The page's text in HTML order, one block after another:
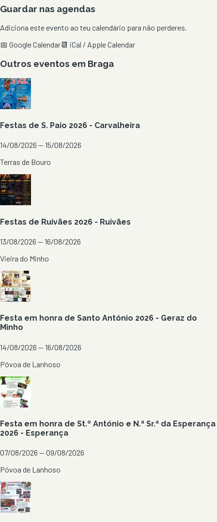
Guardar nas agendas
Adiciona este evento ao teu calendário para não perderes.
📅 Google Calendar📆 iCal / Apple Calendar
Outros eventos em Braga
Festas de S. Paio 2026 - Carvalheira
14/08/2026 — 15/08/2026
Terras de Bouro
Festas de Ruivães 2026 - Ruivães
13/08/2026 — 16/08/2026
Vieira do Minho
Festa em honra de Santo António 2026 - Geraz do
Minho
14/08/2026 — 16/08/2026
Póvoa de Lanhoso
Festa em honra de St.º António e N.ª Sr.ª da Esperança
2026 - Esperança
07/08/2026 — 09/08/2026
Póvoa de Lanhoso